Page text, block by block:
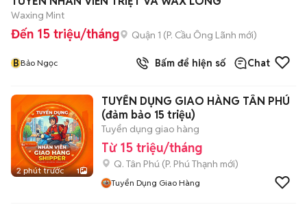
Waxing Mint
Đến 15 triệu/tháng Quận 1 (P. Cầu Ông Lãnh mới)
BBảo Ngọc Bấm để hiện số Chat
2 phút trước 1
TUYỂN DỤNG GIAO HÀNG TÂN PHÚ
(đảm bảo 15 triệu)
Tuyển dụng giao hàng
Từ 15 triệu/tháng
Q. Tân Phú (P. Phú Thạnh mới)
Tuyển Dụng Giao Hàng